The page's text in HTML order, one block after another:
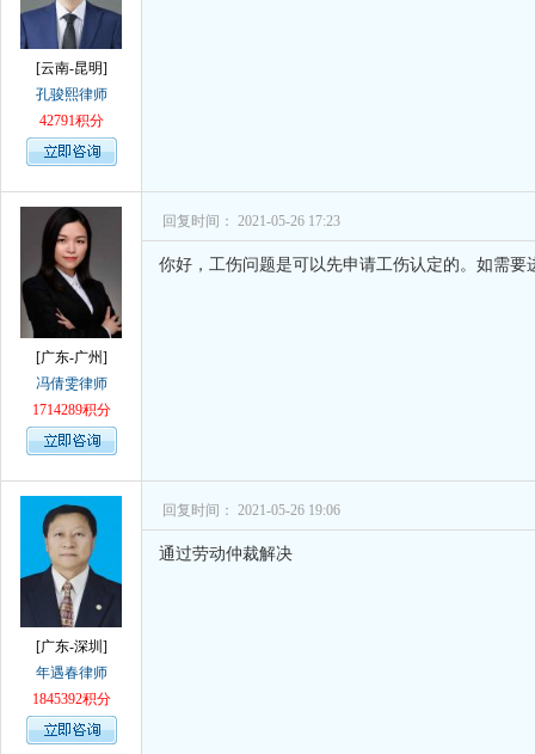
[云南-昆明]
孔骏熙律师
42791积分
[广东-广州]
冯倩雯律师
1714289积分
回复时间： 2021-05-26 17:23
你好，工伤问题是可以先申请工伤认定的。如需要
[广东-深圳]
年遇春律师
1845392积分
回复时间： 2021-05-26 19:06
通过劳动仲裁解决